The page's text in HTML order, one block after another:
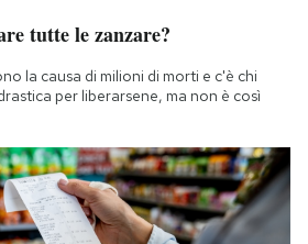
tutte le zanzare?
la causa di milioni di morti e c'è chi
per liberarsene, ma non è così